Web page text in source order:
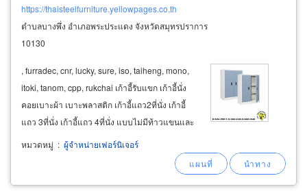
https://thaisteelfurniture.yellowpages.co.th
ตำบลบางพึ่ง อำเภอพระประแดง จังหวัดสมุทรปราการ
10130
, furradec, cnr, lucky, sure, iso, taiheng, mono,
itoki, tanom, cpp, rukchai เก้าอี้รับแขก เก้าอี้นั่ง
คอยเบาะผ้า เบาะพลาสติก เก้าอี้แถว2ที่นั่ง เก้าอี้
แถว 3ที่นั่ง เก้าอี้แถว 4ที่นั่ง แบบไม่มีท้าวแขนและ
มีท้าวแขน เก้าอี้บาร์ สตูล ชุดโซฟารับแขก asahi,
, lucky, cnr, sure, mass, taiyo
หมวดหมู่ : ผู้จำหน่ายเฟอร์นิเจอร์